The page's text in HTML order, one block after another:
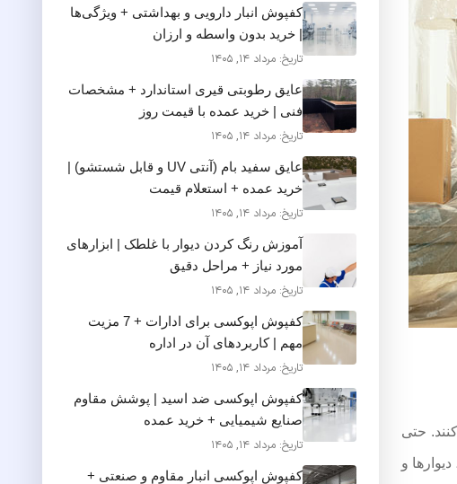
حتی
دیوارها و
کفپوش انبار دارویی و بهداشتی + ویژگی‌ها
| خرید بدون واسطه و ارزان
تاریخ: مرداد 14, 1405
عایق رطوبتی قیری استاندارد + مشخصات
فنی | خرید عمده با قیمت روز
تاریخ: مرداد 14, 1405
عایق سفید بام (آنتی UV و قابل شستشو) |
خرید عمده + استعلام قیمت
تاریخ: مرداد 14, 1405
آموزش رنگ کردن دیوار با غلطک | ابزارهای
مورد نیاز + مراحل دقیق
تاریخ: مرداد 14, 1405
کفپوش اپوکسی برای ادارات + 7 مزیت
مهم | کاربردهای آن در اداره
تاریخ: مرداد 14, 1405
کفپوش اپوکسی ضد اسید | پوشش مقاوم
صنایع شیمیایی + خرید عمده
تاریخ: مرداد 14, 1405
کفپوش اپوکسی انبار مقاوم و صنعتی +